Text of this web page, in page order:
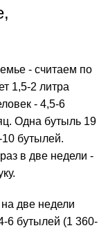
- считаем по
1,5-2 литра
- 4,5-6
Одна бутыль 19
бутылей.
в две недели -
две недели
6 бутылей (1 360-